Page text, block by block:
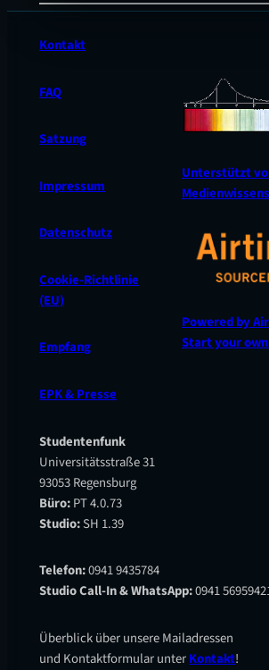
Kontakt
FAQ
Satzung
Impressum
Datenschutz
Cookie-Richtlinie
(EU)
Empfang
EPK & Presse
Unterstützt
Powered by
Start your
Studentenfunk
Universitätsstraße 31
93053 Regensburg
Büro:PT 4.0.73
Studio:SH 1.39
Telefon:0941 9435784
Studio Call-In & WhatsApp:0941
Überblick über unsere Mailadressen
und Kontaktformular unterKontakt!